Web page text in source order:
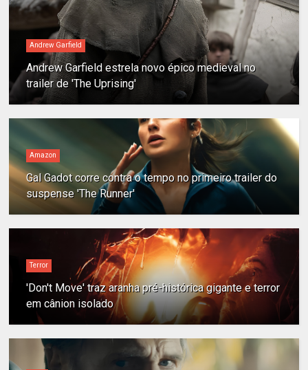
Andrew Garfield
Andrew Garfield estrela novo épico medieval no
trailer de 'The Uprising'
Amazon
Gal Gadot corre contra o tempo no primeiro trailer do
suspense 'The Runner'
Terror
'Don't Move' traz aranha pré-histórica gigante e terror
em cânion isolado